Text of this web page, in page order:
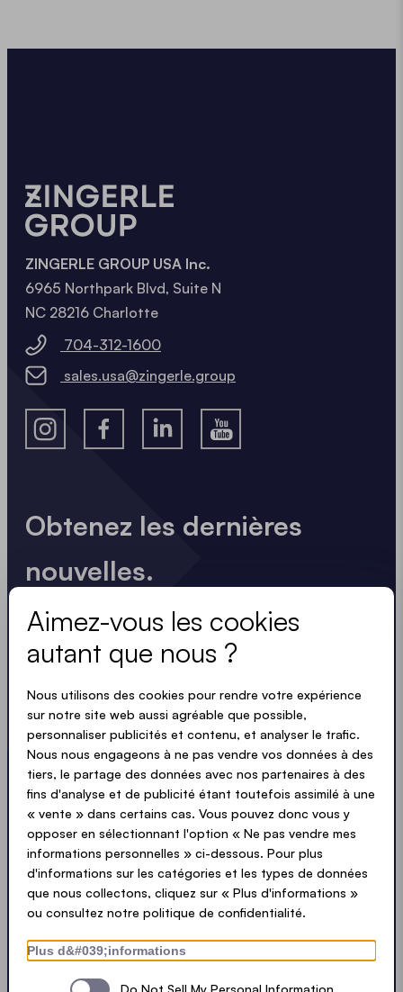
Obtenez les dernières
nouvelles.
Toujours à jour. Pas de spam ! Nous sommes brefs
et percutants. Tout comme nos tentes.
ACCEPTER LA POLITIQUE DE PROTECTION
PRIVACY
Envoyer
LOADING - LOADING - LOADING - LOADING -
© Ecotent®
Catalogue
Cookies
Contact Sitemap
ZINGERLE GROUP USA Inc.
6965 Northpark Blvd, Suite N
NC 28216 Charlotte
704-312-1600
sales.usa@zingerle.group
Aimez-vous les cookies
autant que nous ?
Nous utilisons des cookies pour rendre votre expérience
sur notre site web aussi agréable que possible,
personnaliser publicités et contenu, et analyser le trafic.
Nous nous engageons à ne pas vendre vos données à des
tiers, le partage des données avec nos partenaires à des
fins d'analyse et de publicité étant toutefois assimilé à une
« vente » dans certains cas. Vous pouvez donc vous y
opposer en sélectionnant l'option « Ne pas vendre mes
informations personnelles » ci-dessous. Pour plus
d'informations sur les catégories et les types de données
que nous collectons, cliquez sur « Plus d'informations »
ou consultez notre politique de confidentialité.
Plus d&#039;informations
Do Not Sell My Personal Information